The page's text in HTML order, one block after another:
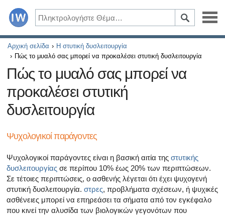
Ασθένειες
Συμπτώματα
Φάρμακα και συμπληρώματα
Υγιεινός τρόπος ζωής
Όλα τα άρθρα σχετικά με το διαβήτη και τη στυτική
Όλα τα άρθρα για τη σεξουαλική υγεία
Όλα τα άρθρα σχετικά με το διαβήτη και το ενδοκρινικό
Όλα τα άρθρα σχετικά με το πώς η καρδιά σας
Αρχική σελίδα
Η στυτική δυσλειτουργία
Πώς το μυαλό σας μπορεί να προκαλέσει στυτική δυσλειτουργία
Πώς το μυαλό σας μπορεί να
προκαλέσει στυτική
δυσλειτουργία
Ψυχολογικοί παράγοντες
Ψυχολογικοί παράγοντες είναι η βασική αιτία της στυτικής
δυσλειτουργίας σε περίπου 10% έως 20% των περιπτώσεων.
Σε τέτοιες περιπτώσεις, ο ασθενής λέγεται ότι έχει ψυχογενή
στυτική δυσλειτουργία. στρες, προβλήματα σχέσεων, ή ψυχικές
ασθένειες μπορεί να επηρεάσει τα σήματα από τον εγκέφαλο
που κινεί την αλυσίδα των βιολογικών γεγονότων που